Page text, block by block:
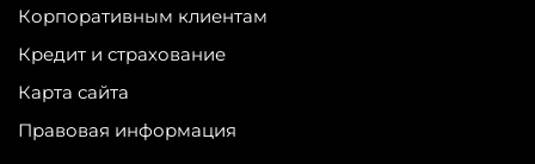
Корпоративным клиентам
Кредит и страхование
Карта сайта
Правовая информация